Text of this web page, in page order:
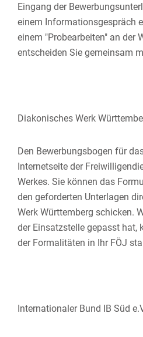
Eingang der
einem Informationsgespräch
einem "Probearbeiten" an der
entscheiden Sie gemeinsam
Diakonisches Werk
Den Bewerbungsbogen für
Internetseite der
Werkes. Sie können das
den geforderten Unterlagen
Werk Württemberg schicken.
der Einsatzstelle gepasst hat,
der Formalitäten in Ihr FÖJ
Internationaler Bund IB Süd